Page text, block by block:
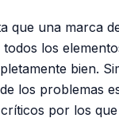
que una marca
los
bien.
los problemas
por los